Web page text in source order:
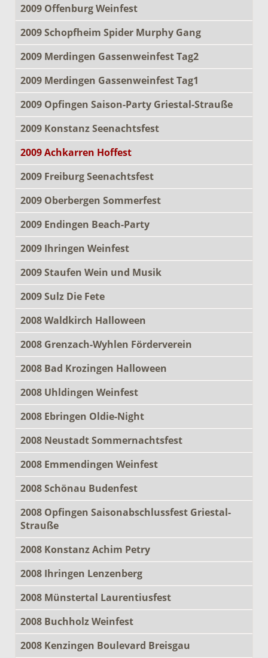
2009 Offenburg Weinfest
2009 Schopfheim Spider Murphy Gang
2009 Merdingen Gassenweinfest Tag2
2009 Merdingen Gassenweinfest Tag1
2009 Opfingen Saison-Party Griestal-Strauße
2009 Konstanz Seenachtsfest
2009 Achkarren Hoffest
2009 Freiburg Seenachtsfest
2009 Oberbergen Sommerfest
2009 Endingen Beach-Party
2009 Ihringen Weinfest
2009 Staufen Wein und Musik
2009 Sulz Die Fete
2008 Waldkirch Halloween
2008 Grenzach-Wyhlen Förderverein
2008 Bad Krozingen Halloween
2008 Uhldingen Weinfest
2008 Ebringen Oldie-Night
2008 Neustadt Sommernachtsfest
2008 Emmendingen Weinfest
2008 Schönau Budenfest
2008 Opfingen Saisonabschlussfest Griestal-
Strauße
2008 Konstanz Achim Petry
2008 Ihringen Lenzenberg
2008 Münstertal Laurentiusfest
2008 Buchholz Weinfest
2008 Kenzingen Boulevard Breisgau